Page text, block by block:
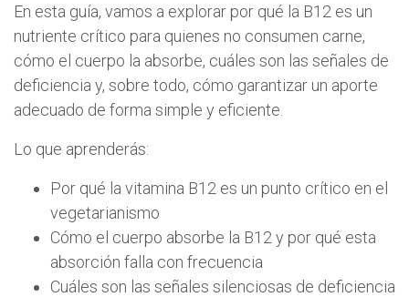
En esta guía, vamos a explorar por qué la B12 es un
nutriente crítico para quienes no consumen carne,
cómo el cuerpo la absorbe, cuáles son las señales de
deficiencia y, sobre todo, cómo garantizar un aporte
adecuado de forma simple y eficiente.
Lo que aprenderás:
Por qué la vitamina B12 es un punto crítico en el
vegetarianismo
Cómo el cuerpo absorbe la B12 y por qué esta
absorción falla con frecuencia
Cuáles son las señales silenciosas de deficiencia